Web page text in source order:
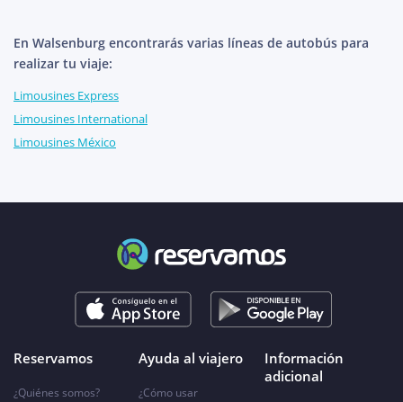
En Walsenburg encontrarás varias líneas de autobús para
realizar tu viaje:
Limousines Express
Limousines International
Limousines México
Reservamos
¿Quiénes somos?
Ayuda al viajero
¿Cómo usar
Información
adicional